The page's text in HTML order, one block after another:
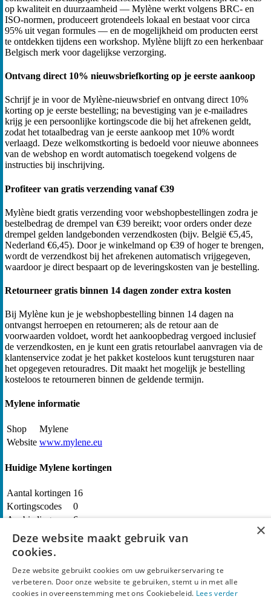
op kwaliteit en duurzaamheid — Mylène werkt volgens BRC- en
ISO-normen, produceert grotendeels lokaal en bestaat voor circa
95% uit vegan formules — en de mogelijkheid om producten eerst
te ontdekken tijdens een workshop. Mylène blijft zo een herkenbaar
Belgisch merk voor dagelijkse verzorging.
Ontvang direct 10% nieuwsbriefkorting op je eerste aankoop
Schrijf je in voor de Mylène-nieuwsbrief en ontvang direct 10%
korting op je eerste bestelling; na bevestiging van je e-mailadres
krijg je een persoonlijke kortingscode die bij het afrekenen geldt,
zodat het totaalbedrag van je eerste aankoop met 10% wordt
verlaagd. Deze welkomstkorting is bedoeld voor nieuwe abonnees
van de webshop en wordt automatisch toegekend volgens de
instructies bij inschrijving.
Profiteer van gratis verzending vanaf €39
Mylène biedt gratis verzending voor webshopbestellingen zodra je
bestelbedrag de drempel van €39 bereikt; voor orders onder deze
drempel gelden landgebonden verzendkosten (bijv. België €5,45,
Nederland €6,45). Door je winkelmand op €39 of hoger te brengen,
wordt de verzendkost bij het afrekenen automatisch vrijgegeven,
waardoor je direct bespaart op de leveringskosten van je bestelling.
Retourneer gratis binnen 14 dagen zonder extra kosten
Bij Mylène kun je je webshopbestelling binnen 14 dagen na
ontvangst herroepen en retourneren; als de retour aan de
voorwaarden voldoet, wordt het aankoopbedrag vergoed inclusief
de verzendkosten, en je kunt een gratis retourlabel aanvragen via de
klantenservice zodat je het pakket kosteloos kunt terugsturen naar
het opgegeven retouradres. Dit maakt het mogelijk je bestelling
kosteloos te retourneren binnen de geldende termijn.
Mylene informatie
Shop
Mylene
Website www.mylene.eu
Huidige Mylene kortingen
Aantal kortingen 16
Kortingscodes
0
Aanbiedingen
6
Populaire shops vergelijkbaar met Mylene
Blokzeep
Delete
Facetheory
×
Deze website maakt gebruik van
cookies.
Deze website gebruikt cookies om uw gebruikerservaring te
verbeteren. Door onze website te gebruiken, stemt u in met alle
cookies in overeenstemming met ons Cookiebeleid. Lees verder